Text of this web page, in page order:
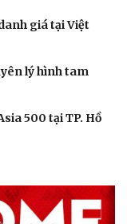
truyện đêm khuya
chuyện cho bé
giá tại Việt
lý hình tam
500 tại TP. Hồ